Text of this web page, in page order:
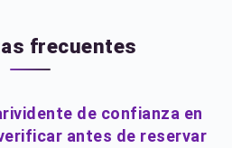
frecuentes
de confianza en
antes de reservar